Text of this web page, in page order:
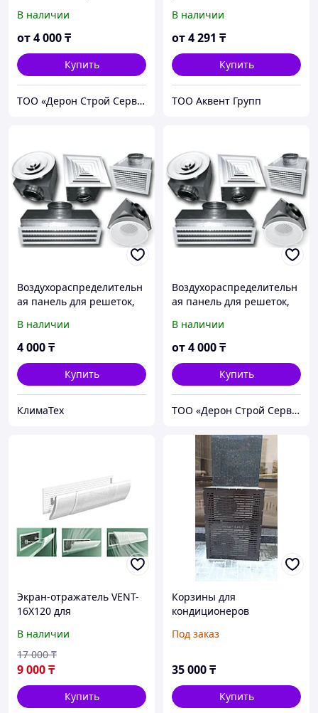
потолочных и канальных
кондиционеров.
В наличии
от4 000₸
Купить
ТОО «Дерон Строй Сервис» г. Астана
В наличии
от4 291 ₸
Купить
ТОО Aквент Групп
Воздухораспределительн
ая панель для решеток,
потолочных и канальных
кондиционеров.
В наличии
4 000₸
Купить
КлимаТех
Воздухораспределительн
ая панель для решеток,
потолочных и канальных
кондиционеров.
В наличии
от4 000₸
Купить
ТОО «Дерон Строй Сервис» г. Астана
Экран-отражатель VENT-
16X120 для
решетки от 80 до 120 см,
высота экрана 16 см
В наличии
9 000₸
17 000 ₸
Купить
Корзины для
кондиционеров
Под заказ
35 000₸
Купить